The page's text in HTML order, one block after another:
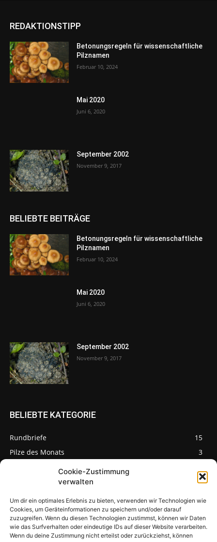
Cookie-Zustimmung
verwalten
Um dir ein optimales Erlebnis zu bieten, verwenden wir Technologien wie
Cookies, um Geräteinformationen zu speichern und/oder darauf
zuzugreifen. Wenn du diesen Technologien zustimmst, können wir Daten
wie das Surfverhalten oder eindeutige IDs auf dieser Website verarbeiten.
Wenn du deine Zustimmung nicht erteilst oder zurückziehst, können
REDAKTIONSTIPP
Betonungsregeln für wissenschaftliche
Pilznamen
Februar 10, 2024
Mai 2020
Juni 6, 2020
September 2002
November 9, 2017
BELIEBTE BEITRÄGE
Betonungsregeln für wissenschaftliche
Pilznamen
Februar 10, 2024
Mai 2020
Juni 6, 2020
September 2002
November 9, 2017
BELIEBTE KATEGORIE
Rundbriefe
15
Pilze des Monats
3
Pilzseite
Seltene Pilze aus
Mainfranken und
Deutschland